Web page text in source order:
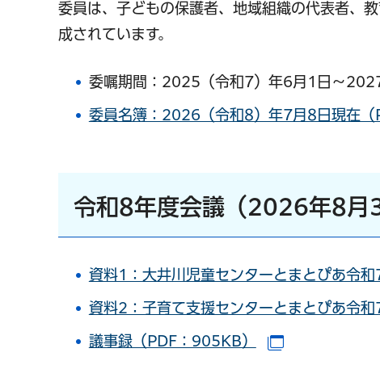
委員は、子どもの保護者、地域組織の代表者、
成されています。
委嘱期間：2025（令和7）年6月1日～
委員名簿：2026（令和8）年7月8日現在（
令和8年度会議（2026年8月3
資料1：大井川児童センターとまとぴあ令
資料2：子育て支援センターとまとぴあ令
議事録（PDF：905KB） （別ウインド